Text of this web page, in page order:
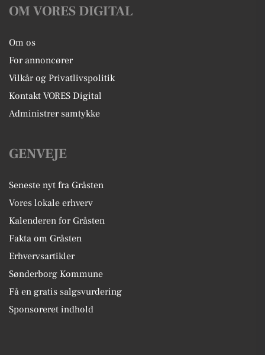
OM VORES DIGITAL
Om os
For annoncører
Vilkår og Privatlivspolitik
Kontakt VORES Digital
Administrer samtykke
GENVEJE
Seneste nyt fra Gråsten
Vores lokale erhverv
Kalenderen for Gråsten
Fakta om Gråsten
Erhvervsartikler
Sønderborg Kommune
Få en gratis salgsvurdering
Sponsoreret indhold